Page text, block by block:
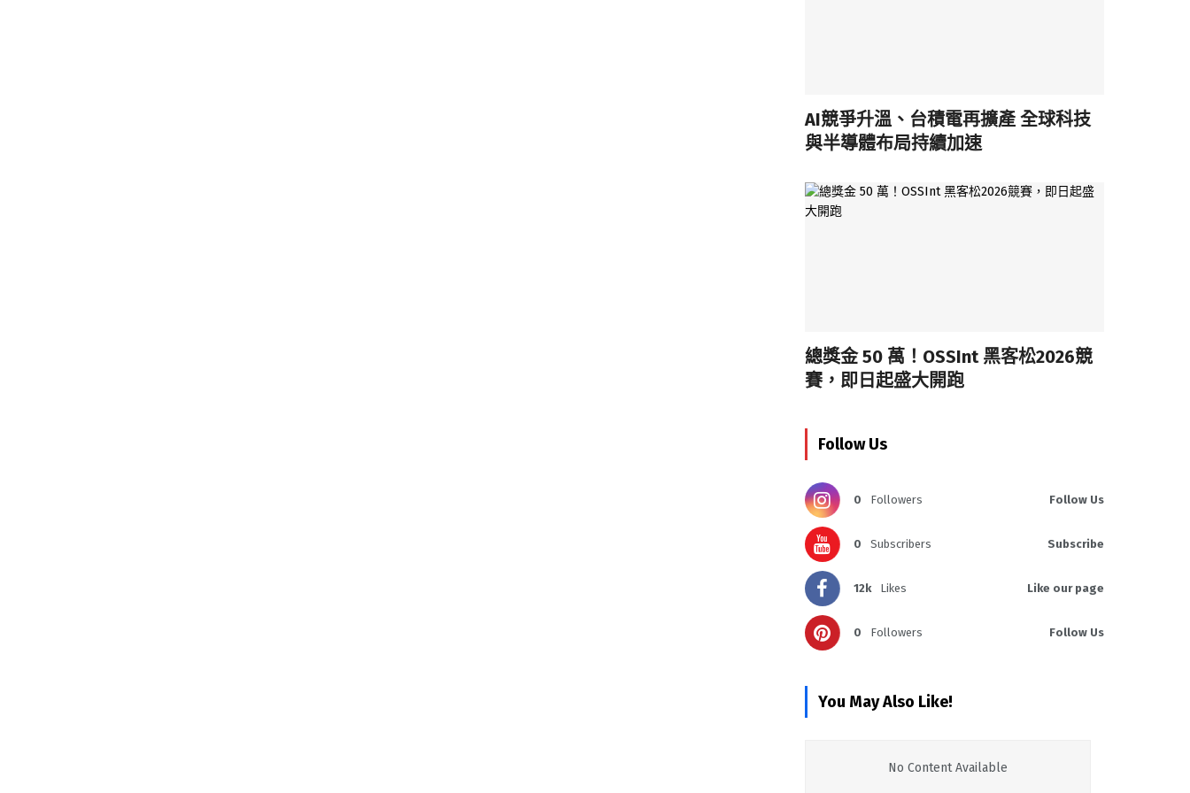
AI競爭升溫、台積電再擴產 全球科技
與半導體布局持續加速
總獎金 50 萬！OSSInt 黑客松2026競
賽，即日起盛大開跑
Follow Us
0 Followers Follow Us
0 Subscribers Subscribe
12k Likes Like our page
0 Followers Follow Us
You May Also Like!
No Content Available